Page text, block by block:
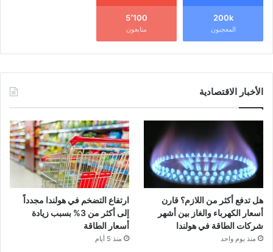
200k
المعجبون
5٬100
متابعون
الأخبار الاقتصادية
هل تدفع أكثر من اللازم؟ قارن
أسعار الكهرباء والغاز بين أشهر
شركات الطاقة في هولندا
منذ يوم واحد
ارتفاع التضخم في هولندا مجدداً
إلى أكثر من 3% بسبب زيادة
أسعار الطاقة
منذ 5 أيام